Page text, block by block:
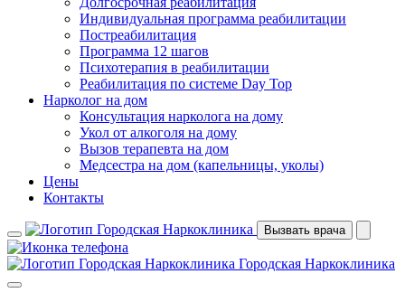
Индивидуальная программа реабилитации
Постреабилитация
Программа 12 шагов
Психотерапия в реабилитации
Реабилитация по системе Day Top
Нарколог на дом
Консультация нарколога на дому
Укол от алкоголя на дому
Вызов терапевта на дом
Медсестра на дом (капельницы, уколы)
Цены
Контакты
Вызвать врача
Городская Наркоклиника